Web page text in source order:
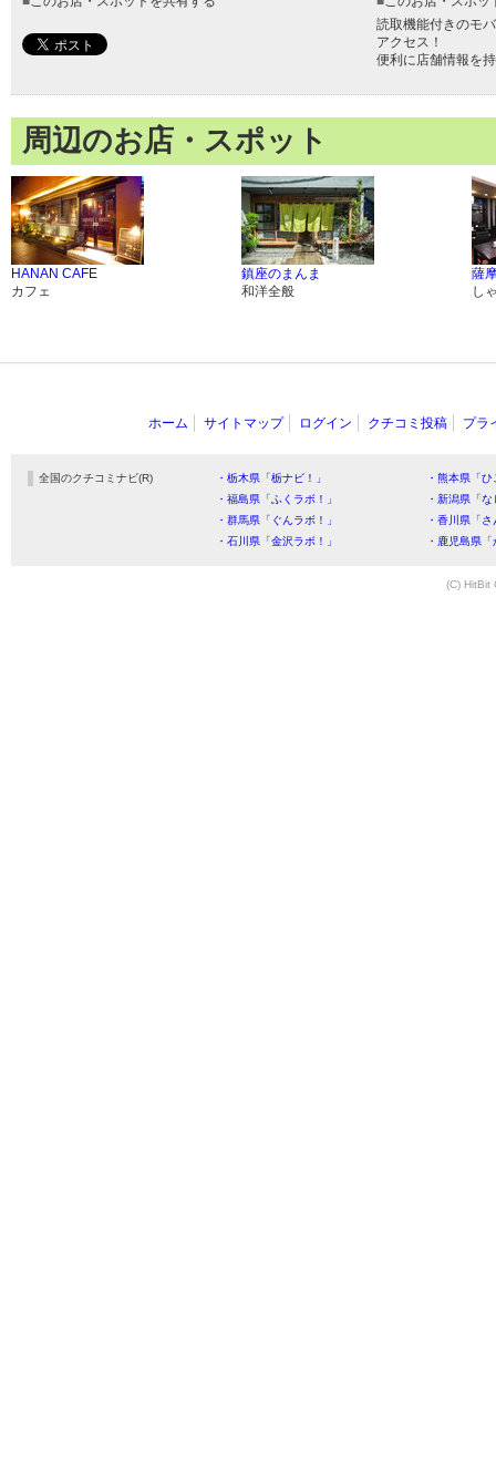
読取機能付きのモ
アクセス！
便利に店舗情報を
周辺のお店・スポット
HANAN CAFE
カフェ
鎮座のまんま
和洋全般
薩
し
ホーム サイトマップ ログイン クチコミ投稿 プラ
全国のクチコミナビ(R) ・栃木県「栃ナビ！」
・熊本県「
・福島県「ふくラボ！」
・新潟県「
・群馬県「ぐんラボ！」
・香川県「
・石川県「金沢ラボ！」
・鹿児島県
(C) HitBit